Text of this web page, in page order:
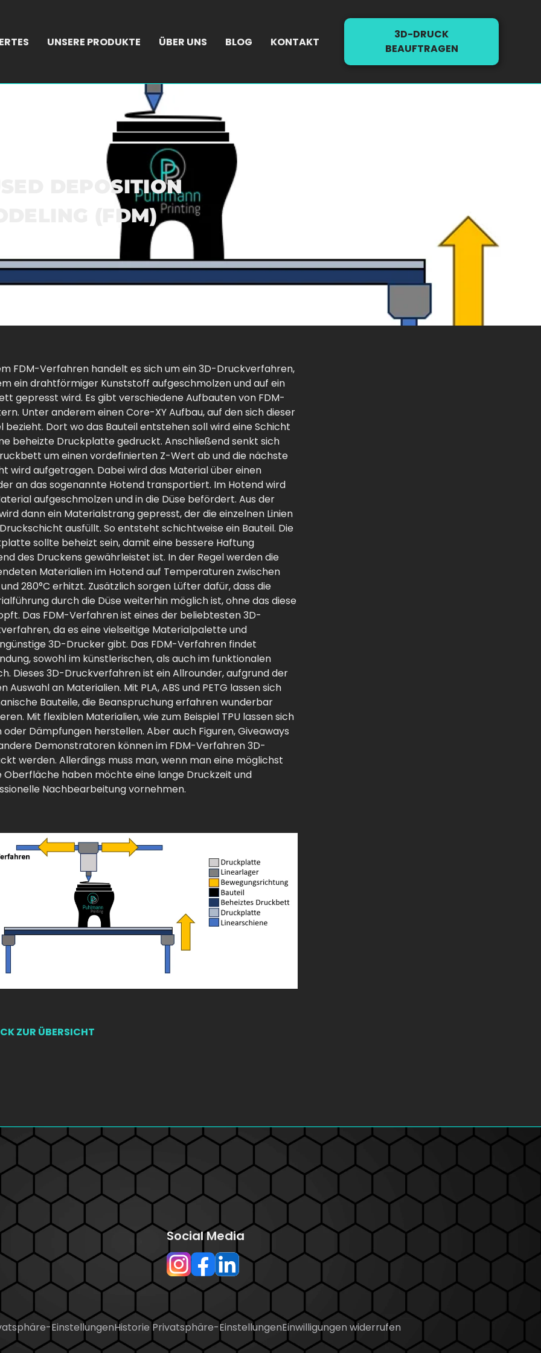
UNSERE PRODUKTE ÜBER UNS BLOG KONTAKT
3D-DRUCK
BEAUFTRAGEN
DEPOSITION
(FDM)
FDM-Verfahren handelt es sich um ein 3D-Druckverfahren,
ein drahtförmiger Kunststoff aufgeschmolzen und auf ein
gepresst wird. Es gibt verschiedene Aufbauten von FDM-
Unter anderem einen Core-XY Aufbau, auf den sich dieser
bezieht. Dort wo das Bauteil entstehen soll wird eine Schicht
beheizte Druckplatte gedruckt. Anschließend senkt sich
um einen vordefinierten Z-Wert ab und die nächste
wird aufgetragen. Dabei wird das Material über einen
an das sogenannte Hotend transportiert. Im Hotend wird
aufgeschmolzen und in die Düse befördert. Aus der
dann ein Materialstrang gepresst, der die einzelnen Linien
ausfüllt. So entsteht schichtweise ein Bauteil. Die
sollte beheizt sein, damit eine bessere Haftung
des Druckens gewährleistet ist. In der Regel werden die
Materialien im Hotend auf Temperaturen zwischen
und 280°C erhitzt. Zusätzlich sorgen Lüfter dafür, dass die
durch die Düse weiterhin möglich ist, ohne das diese
Das FDM-Verfahren ist eines der beliebtesten 3D-
da es eine vielseitige Materialpalette und
3D-Drucker gibt. Das FDM-Verfahren findet
sowohl im künstlerischen, als auch im funktionalen
Dieses 3D-Druckverfahren ist ein Allrounder, aufgrund der
Auswahl an Materialien. Mit PLA, ABS und PETG lassen sich
Bauteile, die Beanspruchung erfahren wunderbar
Mit flexiblen Materialien, wie zum Beispiel TPU lassen sich
oder Dämpfungen herstellen. Aber auch Figuren, Giveaways
Demonstratoren können im FDM-Verfahren 3D-
werden. Allerdings muss man, wenn man eine möglichst
haben möchte eine lange Druckzeit und
Nachbearbeitung vornehmen.
ZUR ÜBERSICHT
Social Media
EinstellungenHistorie Privatsphäre-EinstellungenEinwilligungen widerrufen